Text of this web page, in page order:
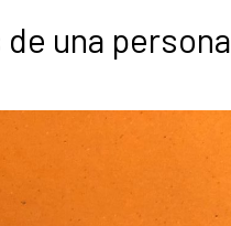
una persona